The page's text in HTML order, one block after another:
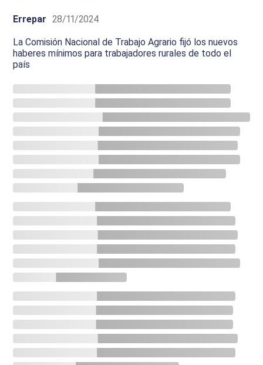
Errepar 28/11/2024
La Comisión Nacional de Trabajo Agrario fijó los nuevos
haberes mínimos para trabajadores rurales de todo el
país